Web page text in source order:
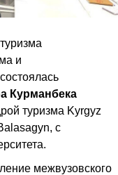
и
Курманбека
туризма Kyrgyz
с
межвузовского